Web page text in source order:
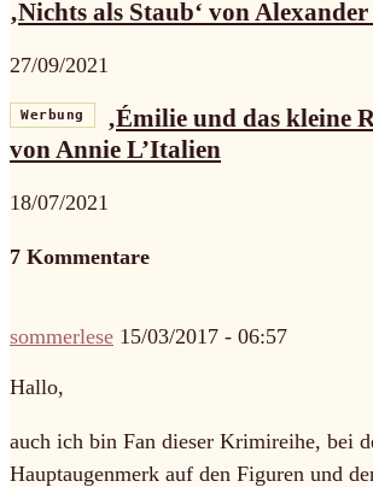
‚Nichts als Staub‘ von
27/09/2021
Werbung
‚Émilie und das kleine
von Annie L’Italien
18/07/2021
7 Kommentare
sommerlese 15/03/2017 - 06:57
Hallo,
auch ich bin Fan dieser Krimireihe, bei
Hauptaugenmerk auf den Figuren und